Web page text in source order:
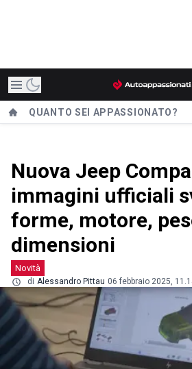
QUANTO SEI APPASSIONATO?
Nuova Jeep
immagini ufficiali
forme, motore,
dimensioni
Novità
di Alessandro Pittau 06 febbraio 2025,